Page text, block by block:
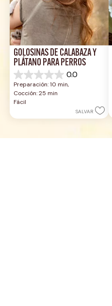
GOLOSINAS DE CALABAZA Y
PLÁTANO PARA PERROS
0.0
0.0
de
5
estrellas.
Preparación: 10 min,
Cocción: 25 min
Fácil
SALVAR